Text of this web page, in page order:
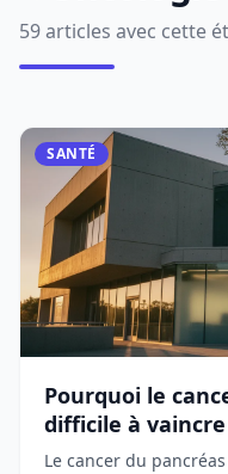
59 articles avec cette
SANTÉ
Pourquoi le
difficile à vaincre
Le cancer du